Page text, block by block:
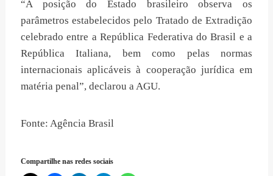
“A posição do Estado brasileiro observa os
parâmetros estabelecidos pelo Tratado de Extradição
celebrado entre a República Federativa do Brasil e a
República Italiana, bem como pelas normas
internacionais aplicáveis à cooperação jurídica em
matéria penal”, declarou a AGU.
Fonte: Agência Brasil
Compartilhe nas redes sociais